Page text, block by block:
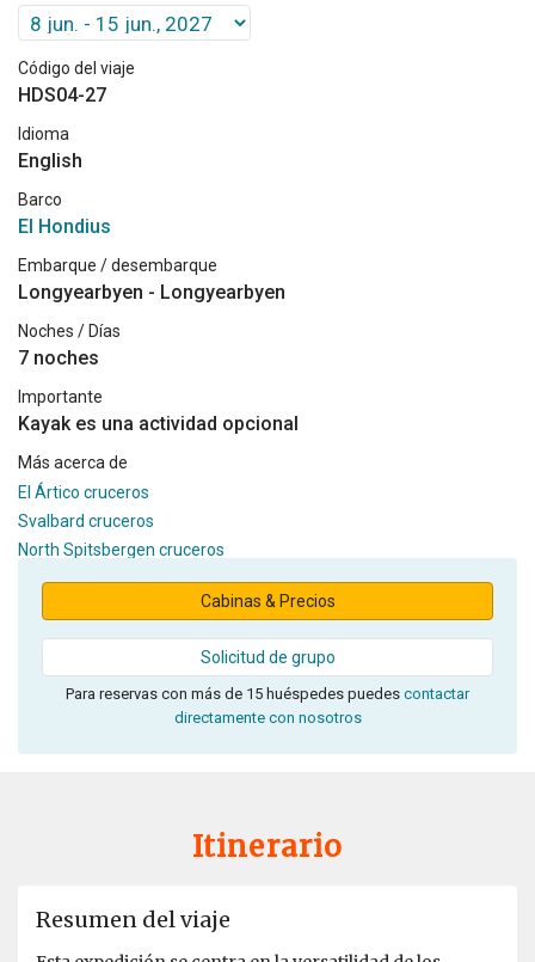
Código del viaje
HDS04-27
Idioma
English
Barco
El Hondius
Embarque / desembarque
Longyearbyen - Longyearbyen
Noches / Días
7 noches
Importante
Kayak es una actividad opcional
Más acerca de
El Ártico cruceros
Svalbard cruceros
North Spitsbergen cruceros
Cabinas & Precios
Solicitud de grupo
Para reservas con más de 15 huéspedes puedes contactar
directamente con nosotros
Itinerario
Resumen del viaje